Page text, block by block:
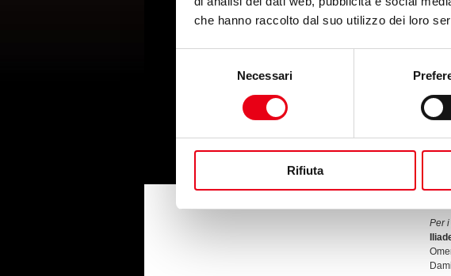
che hanno raccolto dal suo utilizzo dei loro
Necessari
Rifiuta
[foto
---
Per